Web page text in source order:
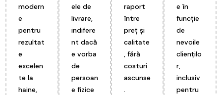
modern
e
pentru
rezultat
e
excelen
te la
haine,
ele de
livrare,
indifere
nt dacă
e vorba
de
persoan
e fizice
raport
între
preț și
calitate
, fără
costuri
ascunse
.
e în
funcție
de
nevoile
cliențilo
r,
inclusiv
pentru